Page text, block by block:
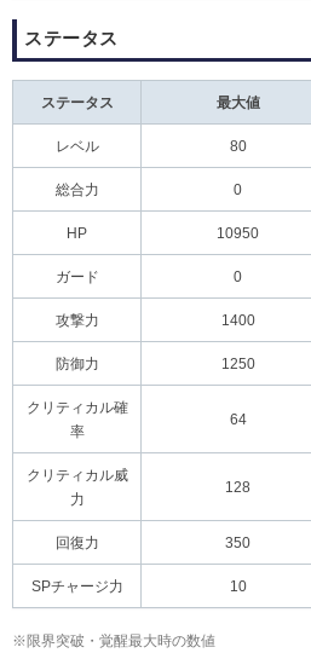
ステータス
ステータス 最大値
レベル 80
総合力 0
HP 10950
ガード 0
攻撃力 1400
防御力 1250
クリティカル確
率
64
クリティカル威
力
128
回復力 350
SPチャージ力 10
※限界突破・覚醒最大時の数値